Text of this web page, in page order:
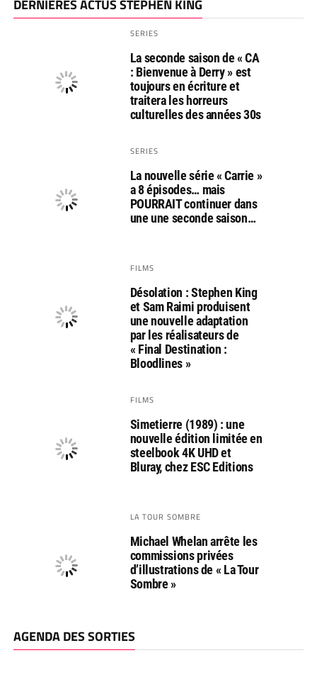
DERNIÈRES ACTUS STEPHEN KING
SERIES
La seconde saison de « CA
: Bienvenue à Derry » est
toujours en écriture et
traitera les horreurs
culturelles des années 30s
SERIES
La nouvelle série « Carrie »
a 8 épisodes… mais
POURRAIT continuer dans
une une seconde saison…
FILMS
Désolation : Stephen King
et Sam Raimi produisent
une nouvelle adaptation
par les réalisateurs de
« Final Destination :
Bloodlines »
FILMS
Simetierre (1989) : une
nouvelle édition limitée en
steelbook 4K UHD et
Bluray, chez ESC Editions
LA TOUR SOMBRE
Michael Whelan arrête les
commissions privées
d’illustrations de « La Tour
Sombre »
AGENDA DES SORTIES